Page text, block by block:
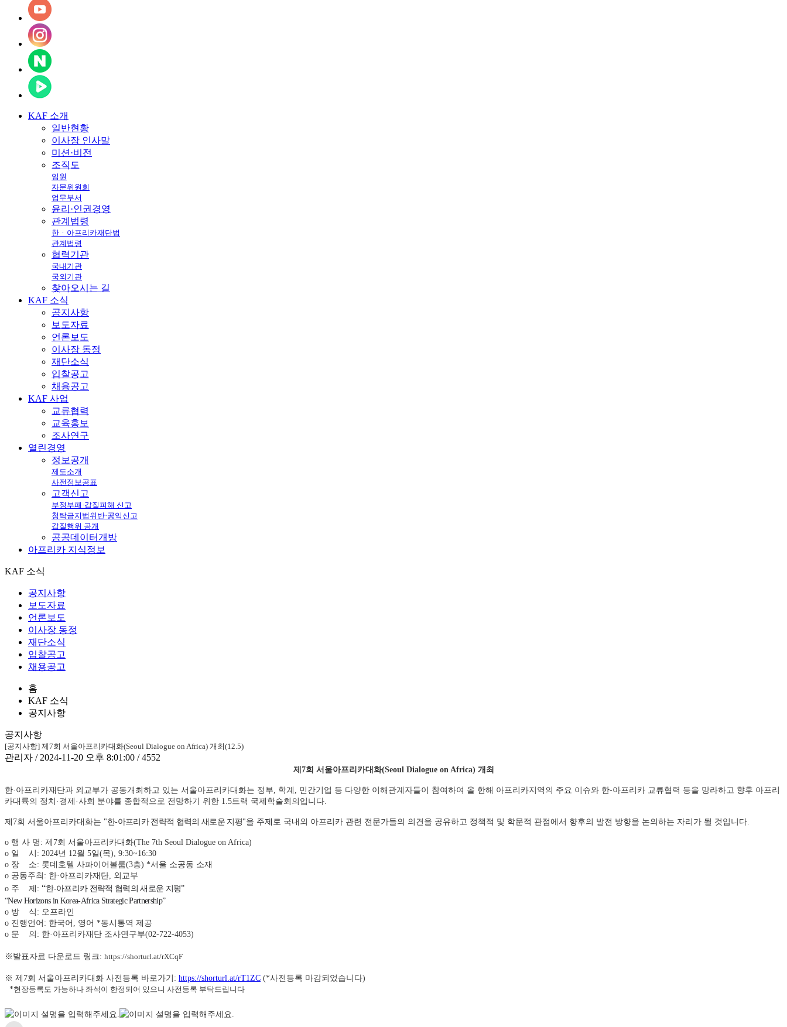
KAF 소개
일반현황
이사장 인사말
미션·비전
조직도
임원
자문위원회
업무부서
윤리·인권경영
관계법령
한ㆍ아프리카재단법
관계법령
협력기관
국내기관
국외기관
찾아오시는 길
KAF 소식
공지사항
보도자료
언론보도
이사장 동정
재단소식
입찰공고
채용공고
KAF 사업
교류협력
교육홍보
조사연구
열린경영
정보공개
제도소개
사전정보공표
고객신고
부정부패·갑질피해 신고
청탁금지법위반·공익신고
갑질행위 공개
공공데이터개방
아프리카 지식정보
KAF 소식
공지사항
보도자료
언론보도
이사장 동정
재단소식
입찰공고
채용공고
홈
KAF 소식
공지사항
공지사항
[공지사항] 제7회 서울아프리카대화(Seoul Dialogue on Africa) 개최(12.5)
관리자 / 2024-11-20 오후 8:01:00 / 4552
제7회 서울아프리카대화(Seoul Dialogue on Africa) 개최
한·아프리카재단과 외교부가 공동개최하고 있는 서울아프리카대화는 정부, 학계, 민간기업 등 다양한 이해관계자들이 참여하여 올 한해 아프리카지역의 주요 이슈와 한-아프리카 교류협력 등을 망라하고 향후 아프리
카대륙의 정치·경제·사회 분야를 종합적으로 전망하기 위한 1.5트랙 국제학술회의입니다.
제7회 서울아프리카대화는 "한-아프리카 전략적 협력의 새로운 지평"을 주제로 국내외 아프리카 관련 전문가들의 의견을 공유하고 정책적 및 학문적 관점에서 향후의 발전 방향을 논의하는 자리가 될 것입니다.
o 행 사 명: 제7회 서울아프리카대화(The 7th Seoul Dialogue on Africa)
o 일 시: 2024년 12월 5일(목), 9:30~16:30
o 장 소: 롯데호텔 사파이어볼룸(3층) *서울 소공동 소재
o 공동주최: 한· 아프리카재단, 외교부
o 주 제: “한-아프리카 전략적 협력의 새로운 지평”
“New Horizons in Korea-Africa Strategic Partnership”
o 방 식: 오프라인
o 진행언어: 한국어, 영어 *동시통역 제공
o 문 의: 한· 아프리카재단 조사연구부(02-722-4053)
※발표자료 다운로드 링크: https://shorturl.at/rXCqF
※ 제7회 서울아프리카대화 사전등록 바로가기: https://shorturl.at/rT1ZC (*사전등록 마감되었습니다)
*현장등록도 가능하나 좌석이 한정되어 있으니 사전등록 부탁드립니다